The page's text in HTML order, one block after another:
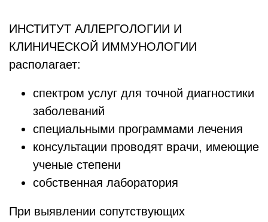
ИНСТИТУТ АЛЛЕРГОЛОГИИ И
КЛИНИЧЕСКОЙ ИММУНОЛОГИИ
располагает:
спектром услуг для точной диагностики
заболеваний
специальными программами лечения
консультации проводят врачи, имеющие
ученые степени
собственная лаборатория
При выявлении сопутствующих